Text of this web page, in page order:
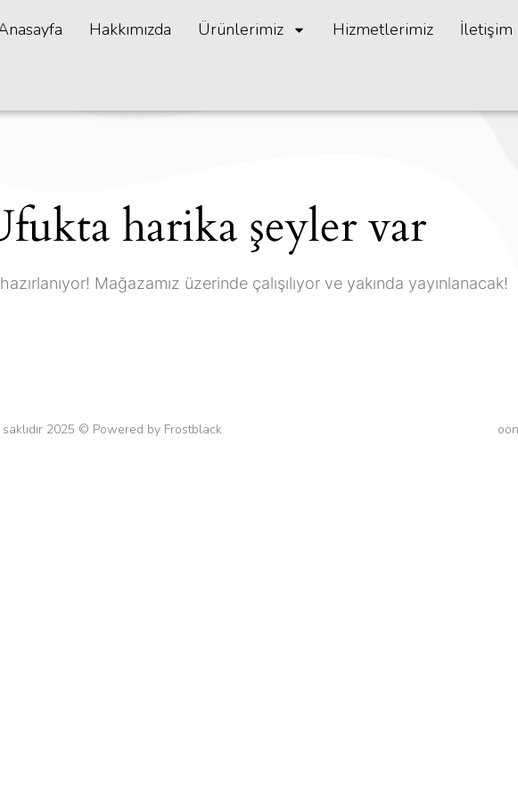
Hakkımızda Ürünlerimiz Hizmetlerimiz İletişim
harika şeyler var
Mağazamız üzerinde çalışılıyor ve yakında yayınlanacak!
saklıdır 2025 © Powered by Frostblack